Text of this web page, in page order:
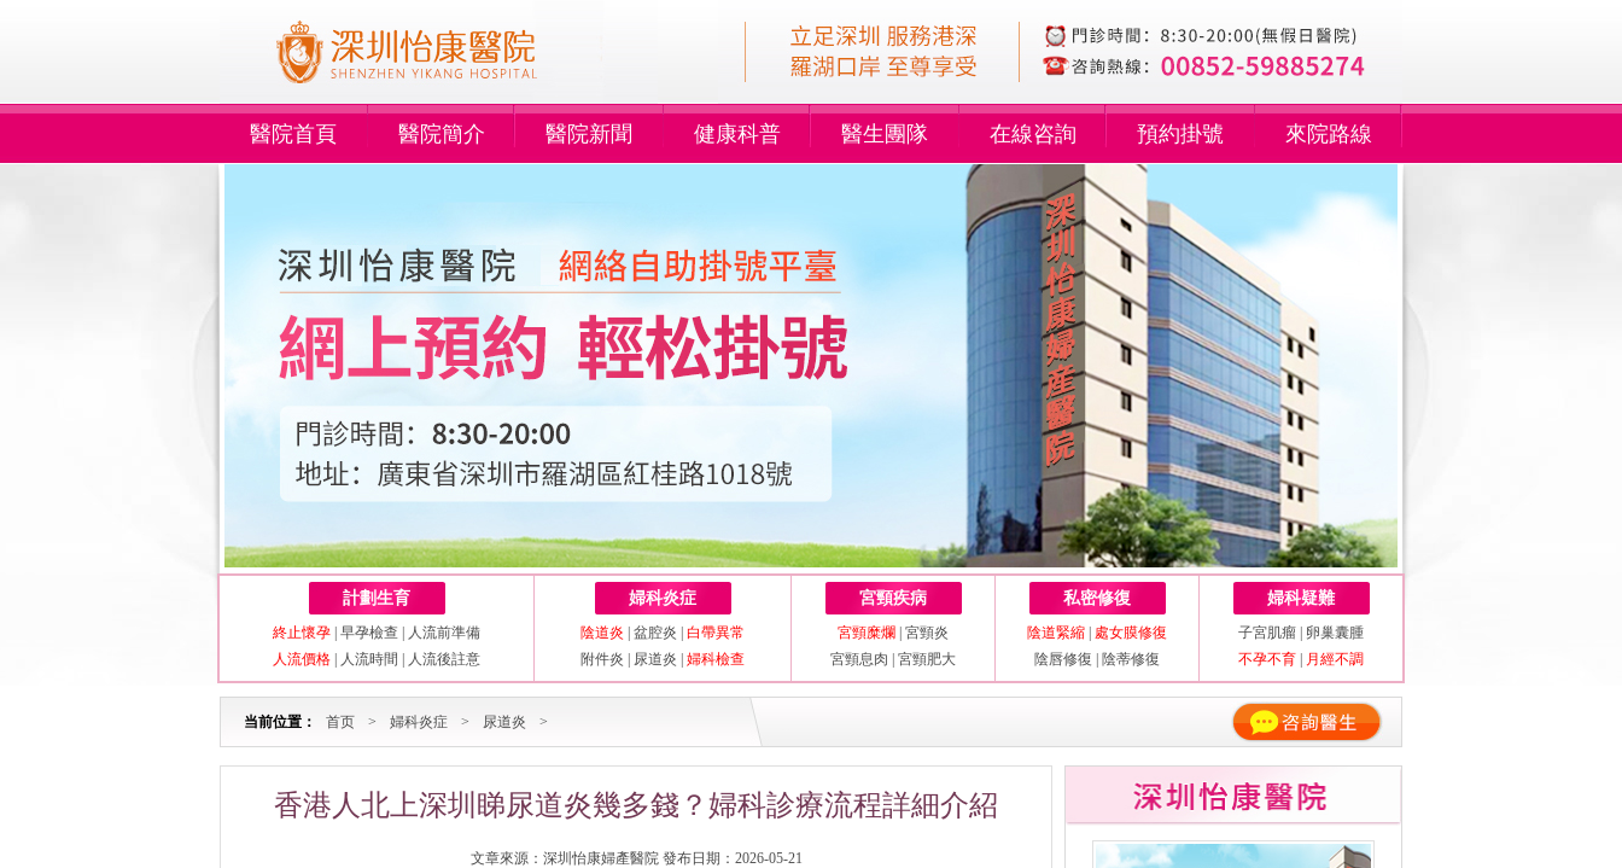
醫院首頁 醫院簡介 醫院新聞 健康科普 醫生團隊 在線咨詢 預約掛號 來院路線
計劃生育
終止懷孕 早孕檢查
人流前準備
人流價格
人流時間 人流後註意
婦科炎症
陰道炎 盆腔炎
白帶異常
附件炎
尿道炎 婦科檢查
宮頸疾病
宮頸糜爛
宮頸炎
宮頸息肉
宮頸肥大
私密修復
陰道緊縮
處女膜修復
陰唇修復
陰蒂修復
婦科疑難
子宮肌瘤
卵巢囊腫
不孕不育
月經不調
当前位置： 首页 > 婦科炎症 > 尿道炎 >
香港人北上深圳睇尿道炎幾多錢？婦科診療流程詳細介紹
文章來源：深圳怡康婦產醫院 發布日期：2026-05-21